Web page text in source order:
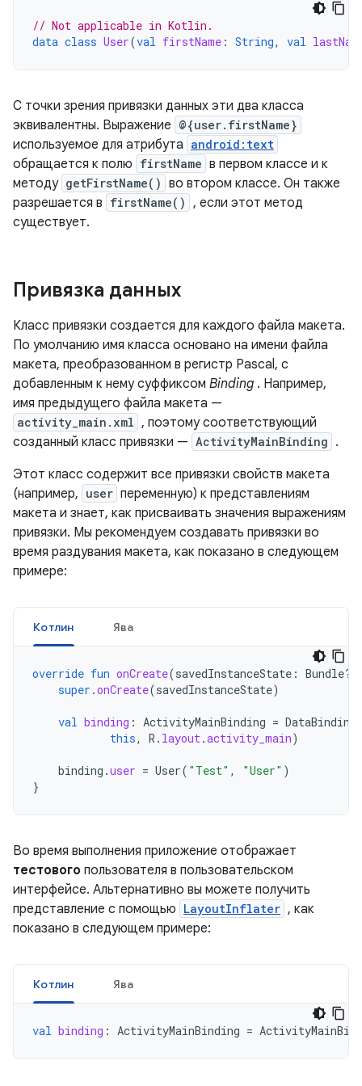
// Not applicable in Kotlin.
data class User(val firstName : String, val
С точки зрения привязки данных эти два класса
эквивалентны. Выражение @{user.firstName}
используемое для атрибута android:text
обращается к полю firstName в первом классе и к
методу getFirstName() во втором классе. Он также
разрешается в firstName() , если этот метод
существует.
Привязка данных
Класс привязки создается для каждого файла макета.
По умолчанию имя класса основано на имени файла
макета, преобразованном в регистр Pascal, с
добавленным к нему суффиксом Binding . Например,
имя предыдущего файла макета —
activity_main.xml , поэтому соответствующий
созданный класс привязки — ActivityMainBinding .
Этот класс содержит все привязки свойств макета
(например, user переменную) к представлениям
макета и знает, как присваивать значения выражениям
привязки. Мы рекомендуем создавать привязки во
время раздувания макета, как показано в следующем
примере:
Котлин Ява
override fun onCreate(savedInstanceState : Bundle?)
super .onCreate(savedInstanceState)
val binding : ActivityMainBinding =
this, R . layout.activity_main)
binding .user = User( "Test" , "User" )
}
Во время выполнения приложение отображает
тестового пользователя в пользовательском
интерфейсе. Альтернативно вы можете получить
представление с помощью LayoutInflater , как
показано в следующем примере:
Котлин Ява
val binding : ActivityMainBinding =